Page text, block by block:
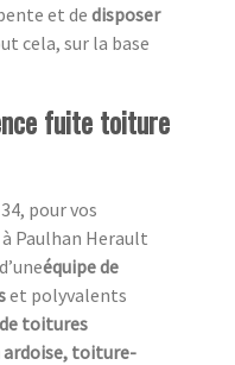
et de disposer
cela, sur la base
fuite toiture
pour vos
Paulhan Herault
équipe de
et polyvalents
toitures
toiture-